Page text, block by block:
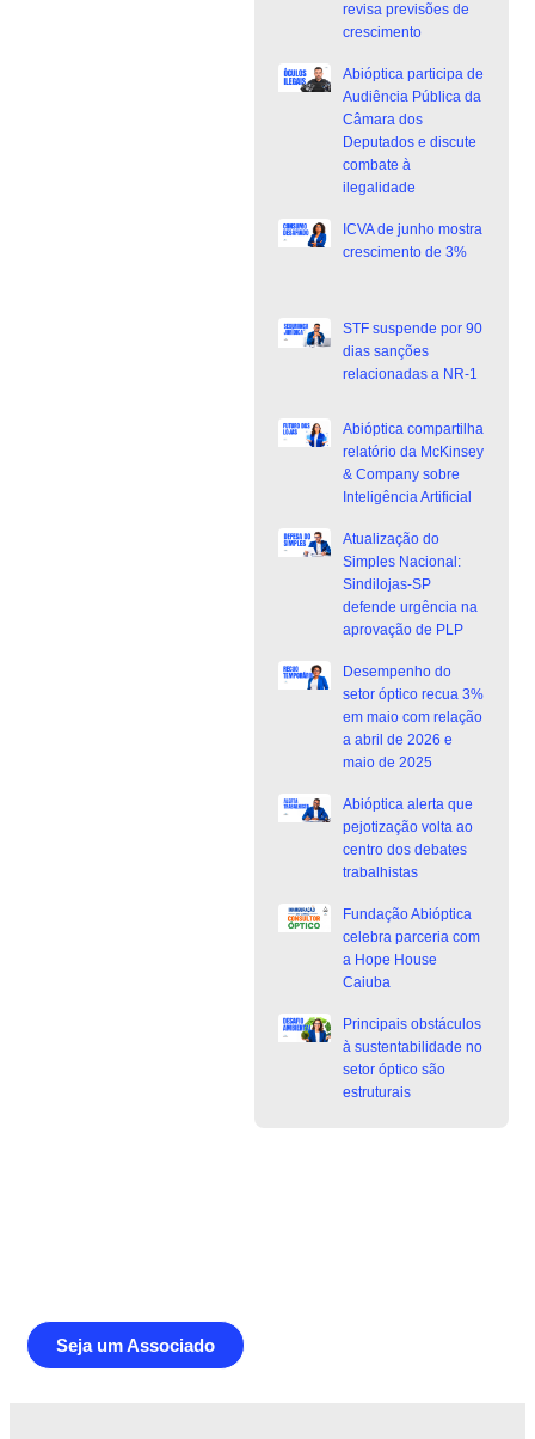
revisa previsões de
crescimento
Abióptica participa de
Audiência Pública da
Câmara dos
Deputados e discute
combate à
ilegalidade
ICVA de junho mostra
crescimento de 3%
STF suspende por 90
dias sanções
relacionadas a NR-1
Abióptica compartilha
relatório da McKinsey
& Company sobre
Inteligência Artificial
Atualização do
Simples Nacional:
Sindilojas-SP
defende urgência na
aprovação de PLP
Desempenho do
setor óptico recua 3%
em maio com relação
a abril de 2026 e
maio de 2025
Abióptica alerta que
pejotização volta ao
centro dos debates
trabalhistas
Fundação Abióptica
celebra parceria com
a Hope House
Caiuba
Principais obstáculos
à sustentabilidade no
setor óptico são
estruturais
Seja um Associado